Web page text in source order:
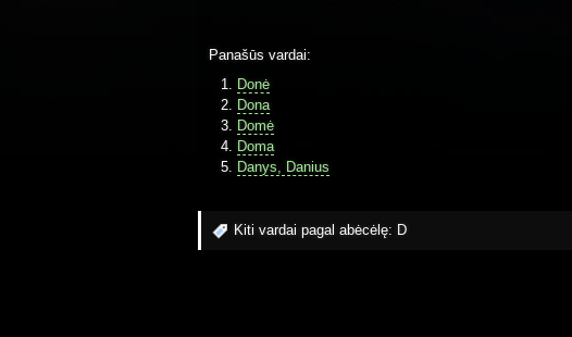
Panašūs vardai:
Donė
Dona
Domė
Doma
Danys, Danius
Kiti vardai pagal abėcėlę: D